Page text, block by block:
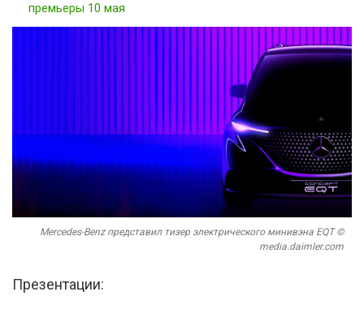
премьеры 10 мая
Mercedes-Benz представил тизер электрического минивэна EQT ©
media.daimler.com
Презентации: